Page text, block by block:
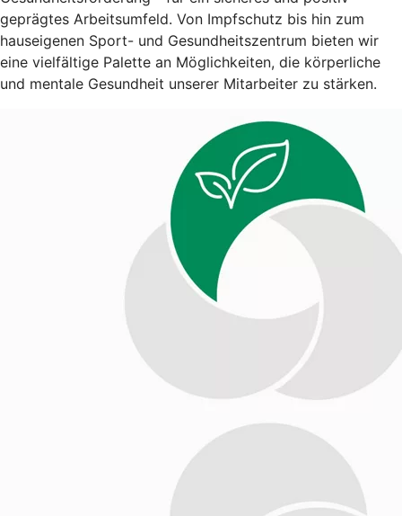
geprägtes Arbeitsumfeld. Von Impfschutz bis hin zum
hauseigenen Sport- und Gesundheitszentrum bieten wir
eine vielfältige Palette an Möglichkeiten, die körperliche
und mentale Gesundheit unserer Mitarbeiter zu stärken.